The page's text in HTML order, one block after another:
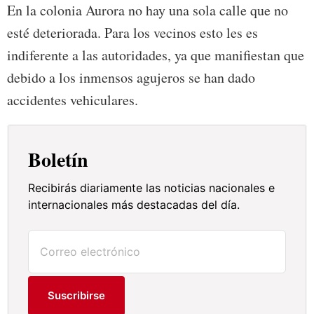
En la colonia Aurora no hay una sola calle que no
esté deteriorada. Para los vecinos esto les es
indiferente a las autoridades, ya que manifiestan que
debido a los inmensos agujeros se han dado
accidentes vehiculares.
Boletín
Recibirás diariamente las noticias nacionales e
internacionales más destacadas del día.
Suscribirse